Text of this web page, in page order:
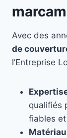
Avec des
de
l’Entreprise
qualifiés
fiables